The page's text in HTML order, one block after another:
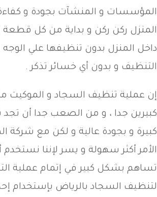
المؤسسات و المنشآت بجودة و كفاءة
المنزل ركن ركن و بداية من كل قطعة
داخل المنزل بدون تنظيفها علي
التنظيف و بدون أي خسائر تذكر .
إن عملية تنظيف السجاد و
كبيرين جدا ، و من الصعب جدا أن
كبيرة و بجودة عالية و لكن مع شركة
الأمر أكثر سهولة و يسر لإننا
تساهم بشكل كبير في إتمام عملية
لتنظيف السجاد بالرياض بإستخدام